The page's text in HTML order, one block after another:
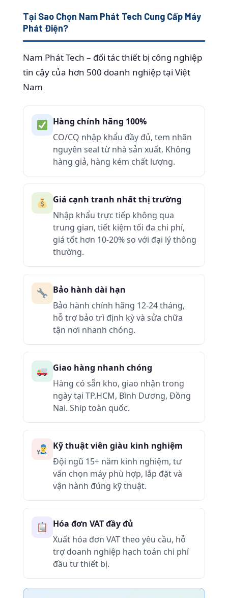
Tại Sao Chọn Nam Phát Tech Cung Cấp Máy
Phát Điện?
Nam Phát Tech – đối tác thiết bị công nghiệp
tin cậy của hơn 500 doanh nghiệp tại Việt
Nam
Hàng chính hãng 100%
CO/CQ nhập khẩu đầy đủ, tem nhãn
nguyên seal từ nhà sản xuất. Không
hàng giả, hàng kém chất lượng.
Giá cạnh tranh nhất thị trường
Nhập khẩu trực tiếp không qua
trung gian, tiết kiệm tối đa chi phí,
giá tốt hơn 10-20% so với đại lý thông
thường.
Bảo hành dài hạn
Bảo hành chính hãng 12-24 tháng,
hỗ trợ bảo trì định kỳ và sửa chữa
tận nơi nhanh chóng.
Giao hàng nhanh chóng
Hàng có sẵn kho, giao nhận trong
ngày tại TP.HCM, Bình Dương, Đồng
Nai. Ship toàn quốc.
Kỹ thuật viên giàu kinh nghiệm
Đội ngũ 15+ năm kinh nghiệm, tư
vấn chọn máy phù hợp, lắp đặt và
vận hành đúng kỹ thuật.
Hóa đơn VAT đầy đủ
Xuất hóa đơn VAT theo yêu cầu, hỗ
trợ doanh nghiệp hạch toán chi phí
đầu tư thiết bị.